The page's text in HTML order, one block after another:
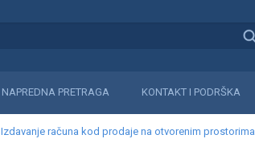
NAPREDNA PRETRAGA KONTAKT I PODRŠKA
Izdavanje računa kod prodaje na otvorenim prostorima